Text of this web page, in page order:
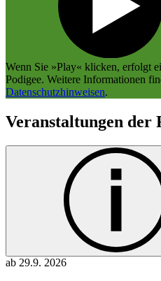
Wenn Sie »Play« klicken, erfolgt
Podigee. Weitere Informationen
Datenschutzhinweisen.
Veranstaltungen
ab 29.9. 2026